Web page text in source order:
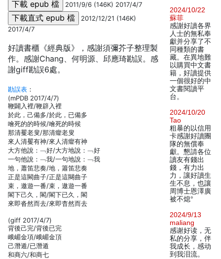
2011/9/6 (146K) 2017/4/7
2012/12/21 (146K)
2017/4/7
好讀書櫃《經典版》，感謝須彌芥子整理製
作。感謝Chang、何明源、邱應琦勘誤。感
謝giff勘誤6處。
勘誤表 ：
(mPDB 2017/4/7)
鞭闢入裡/鞭辟入裡
於此，己備多/於此，已備多
噲死的的時候/噲死的時候
那清矍老叟/那清癯老叟
來人清矍有神/來人清癯有神
大方他說：﹁好/大方地說：﹁好
一句他說：﹁我/一句地說：﹁我
地，蕭笛悲奏/地，簫笛悲奏
正是這闕曲子/正是這闋曲子
束，邀遊一番/束，遨遊一番
閣下己久，閣/閣下已久，閣
來即沓然而去/來即杳然而去
(giff 2017/4/7)
背後己完/背後已完
峨嵋金項/峨嵋金頂
己潛遁/已潛遁
和商六/和商七
2024/10/22
蘇菲
感謝好讀各界
人士的無私奉
獻并分享了不
同種類的書
藏。在異地難
以購買中文書
籍，好讀提供
一個很好的中
文書閱讀平
台。
2024/10/20
Tao
粗暴的以信用
卡感謝好讀團
隊的無償奉
獻。懇請各位
讀友有錢出
錢，有力出
力，讓好讀生
生不息，也讓
周博士恩澤廣
被不熄°
2024/9/13
maliang
感谢好读，无
私的分享，伴
我成长，感动
到我泪流。